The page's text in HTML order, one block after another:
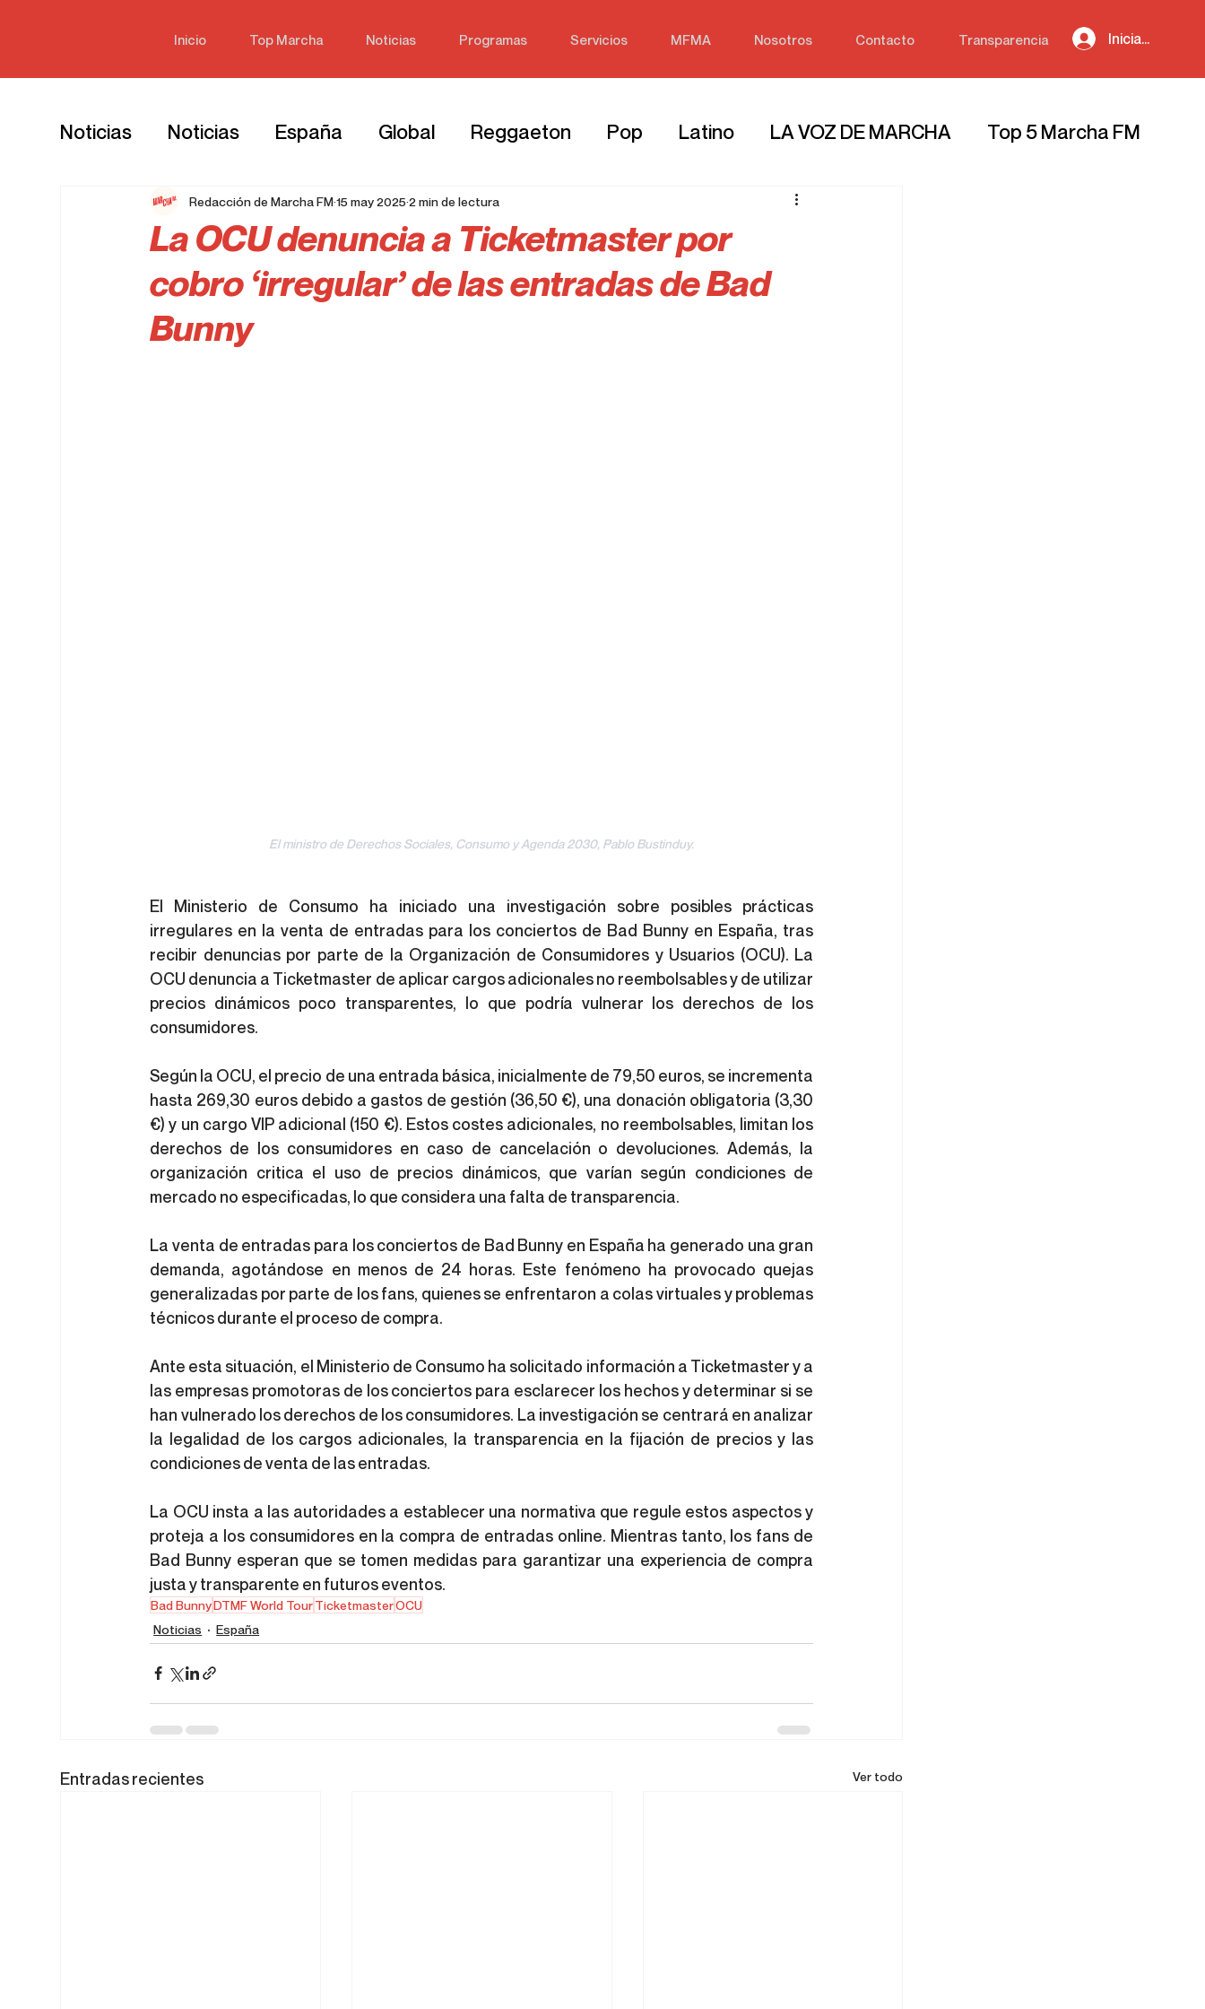
Inicio Top Marcha Noticias Programas Servicios MFMA Nosotros Contacto Transparencia Iniciar sesión
Noticias Noticias España Global Reggaeton Pop Latino LA VOZ DE MARCHA Top 5 Marcha FM
La OCU denuncia a Ticketmaster por
cobro ‘irregular’ de las entradas de Bad
Bunny
Redacción de Marcha FM15 may 20252 min de lectura
El ministro de Derechos Sociales, Consumo y Agenda 2030, Pablo Bustinduy.
El Ministerio de Consumo ha iniciado una investigación sobre posibles prácticas
irregulares en la venta de entradas para los conciertos de Bad Bunny en España, tras
recibir denuncias por parte de la Organización de Consumidores y Usuarios (OCU). La
OCU denuncia a Ticketmaster de aplicar cargos adicionales no reembolsables y de utilizar
precios dinámicos poco transparentes, lo que podría vulnerar los derechos de los
consumidores.
Según la OCU, el precio de una entrada básica, inicialmente de 79,50 euros, se incrementa
hasta 269,30 euros debido a gastos de gestión (36,50 €), una donación obligatoria (3,30
€) y un cargo VIP adicional (150 €). Estos costes adicionales, no reembolsables, limitan los
derechos de los consumidores en caso de cancelación o devoluciones. Además, la
organización critica el uso de precios dinámicos, que varían según condiciones de
mercado no especificadas, lo que considera una falta de transparencia.
La venta de entradas para los conciertos de Bad Bunny en España ha generado una gran
demanda, agotándose en menos de 24 horas. Este fenómeno ha provocado quejas
generalizadas por parte de los fans, quienes se enfrentaron a colas virtuales y problemas
técnicos durante el proceso de compra.
Ante esta situación, el Ministerio de Consumo ha solicitado información a Ticketmaster y a
las empresas promotoras de los conciertos para esclarecer los hechos y determinar si se
han vulnerado los derechos de los consumidores. La investigación se centrará en analizar
la legalidad de los cargos adicionales, la transparencia en la fijación de precios y las
condiciones de venta de las entradas.
La OCU insta a las autoridades a establecer una normativa que regule estos aspectos y
proteja a los consumidores en la compra de entradas online. Mientras tanto, los fans de
Bad Bunny esperan que se tomen medidas para garantizar una experiencia de compra
justa y transparente en futuros eventos.
Bad BunnyDTMF World TourTicketmasterOCU
Noticias
España
Entradas recientes Ver todo